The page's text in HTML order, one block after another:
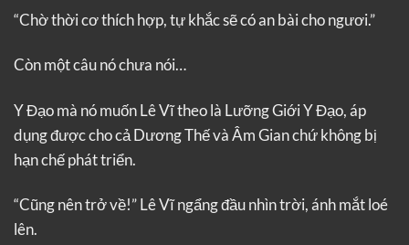
“Chờ thời cơ thích hợp, tự khắc sẽ có an bài cho ngươi.”
Còn một câu nó chưa nói…
Y Đạo mà nó muốn Lê Vĩ theo là Lưỡng Giới Y Đạo, áp
dụng được cho cả Dương Thế và Âm Gian chứ không bị
hạn chế phát triển.
“Cũng nên trở về!” Lê Vĩ ngẩng đầu nhìn trời, ánh mắt loé
lên.